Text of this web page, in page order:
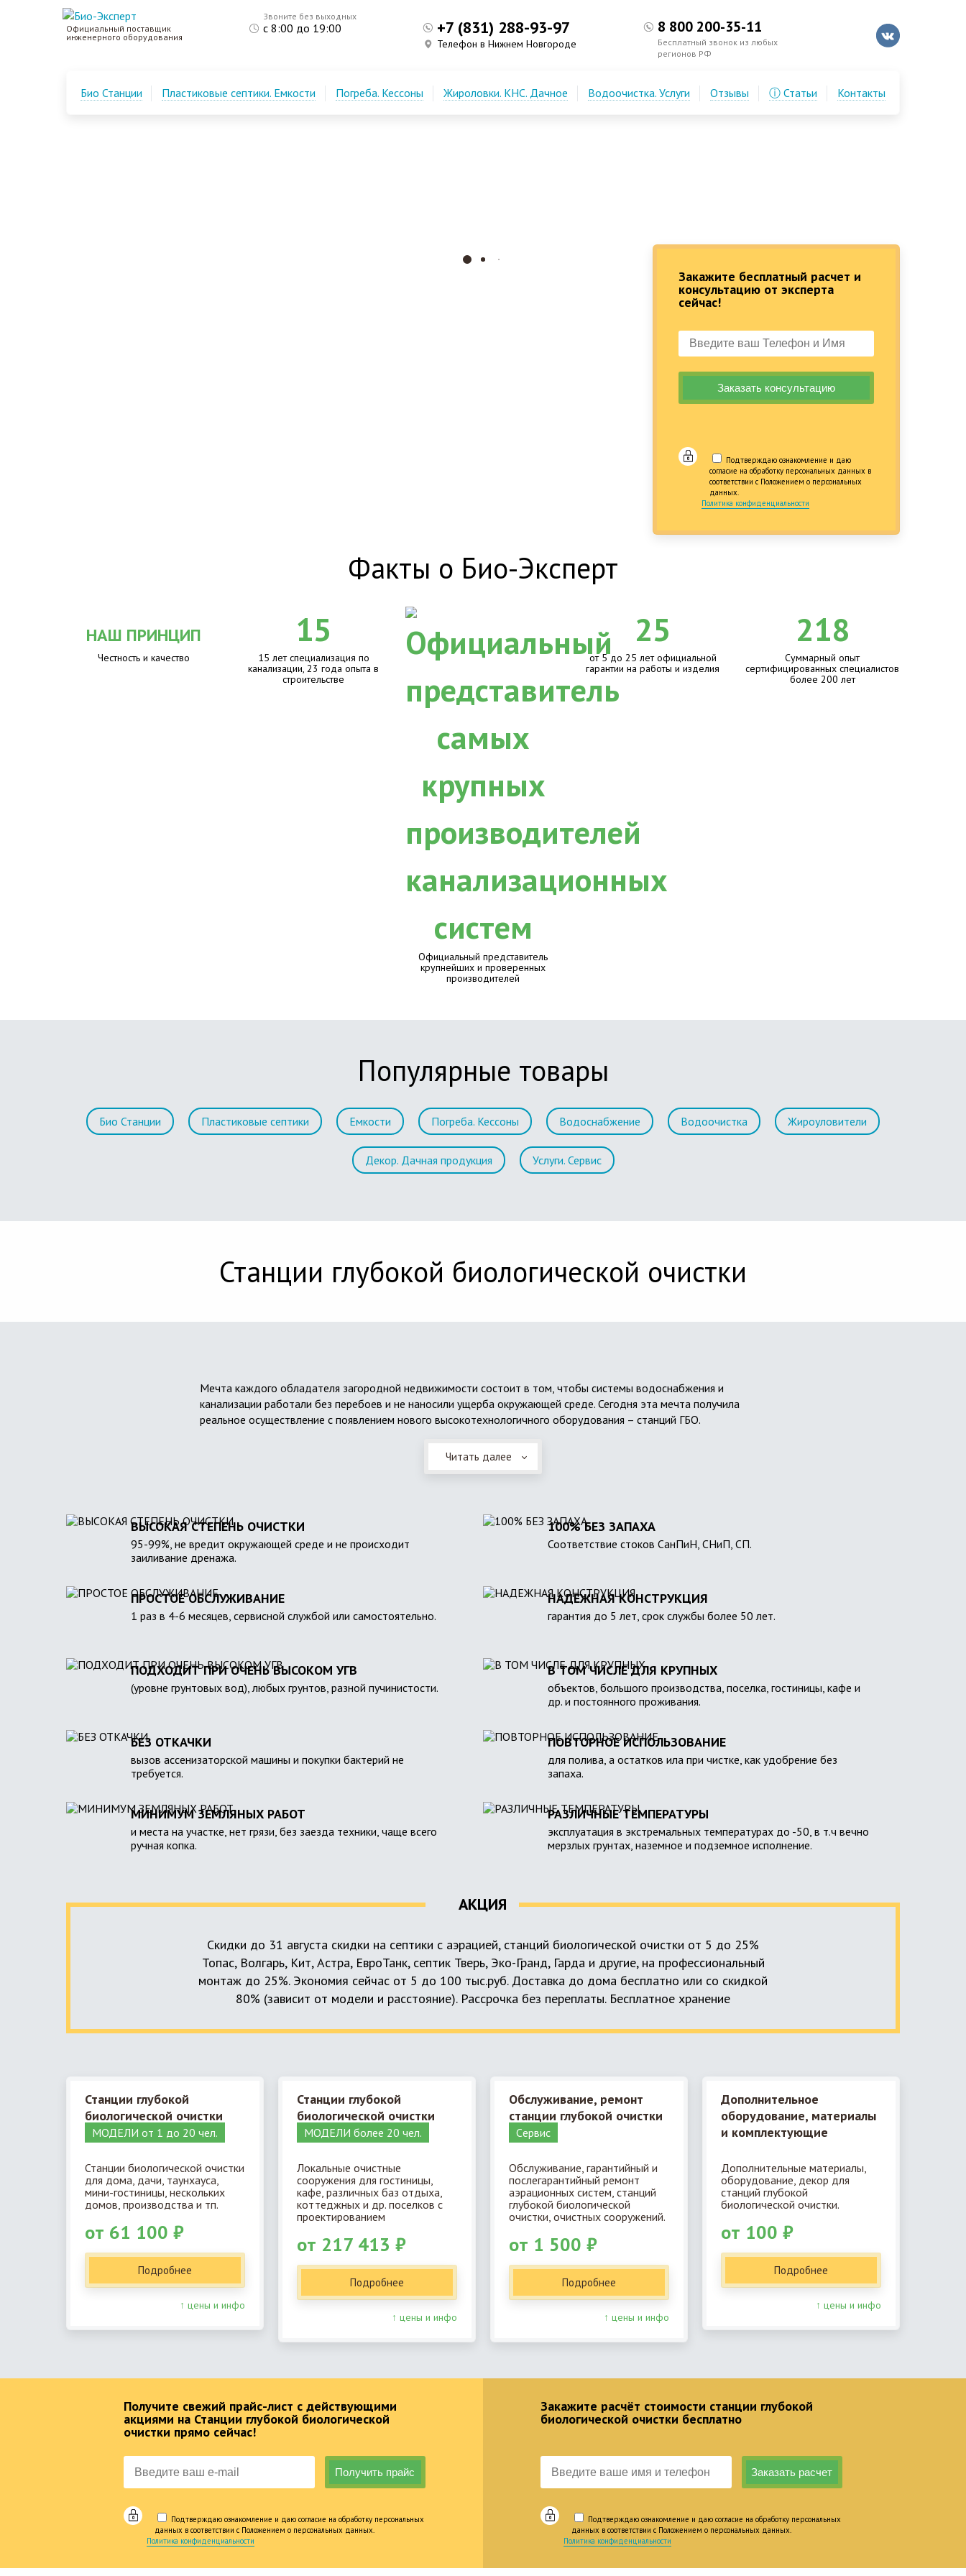
Закажите бесплатный расчет и
консультацию от эксперта
сейчас!
Подтверждаю ознакомление и даю
согласие на обработку персональных данных в
соответствии с Положением о персональных
данных.
Политика конфиденциальности
Официальный поставщик
инженерного оборудования
Звоните без выходных
с 8:00 до 19:00 +7 (831) 288-93-97
Телефон в Нижнем Новгороде
8 800 200-35-11
Бесплатный звонок из любых
регионов РФ
Био Станции Пластиковые септики. Емкости Погреба. Кессоны Жироловки. КНС. Дачное Водоочистка. Услуги Отзывы ⓘ Статьи Контакты
Факты о Био-Эксперт
НАШ ПРИНЦИП
Честность и качество
15
15 лет специализация по
канализации, 23 года опыта в
строительстве
Официальный представитель
крупнейших и проверенных
производителей
25
от 5 до 25 лет официальной
гарантии на работы и изделия
218
Суммарный опыт
сертифицированных специалистов
более 200 лет
Популярные товары
Био Станции Пластиковые септики Емкости Погреба. Кессоны Водоснабжение Водоочистка Жироуловители
Декор. Дачная продукция Услуги. Сервис
Станции глубокой биологической очистки
Мечта каждого обладателя загородной недвижимости состоит в том, чтобы системы водоснабжения и
канализации работали без перебоев и не наносили ущерба окружающей среде. Сегодня эта мечта получила
реальное осуществление с появлением нового высокотехнологичного оборудования – станций ГБО.
Читать далее
ВЫСОКАЯ СТЕПЕНЬ ОЧИСТКИ
95-99%, не вредит окружающей среде и не происходит
заиливание дренажа.
100% БЕЗ ЗАПАХА
Соответствие стоков СанПиН, СНиП, СП.
ПРОСТОЕ ОБСЛУЖИВАНИЕ
1 раз в 4-6 месяцев, сервисной службой или самостоятельно.
НАДЕЖНАЯ КОНСТРУКЦИЯ
гарантия до 5 лет, срок службы более 50 лет.
ПОДХОДИТ ПРИ ОЧЕНЬ ВЫСОКОМ УГВ
(уровне грунтовых вод), любых грунтов, разной пучинистости.
В ТОМ ЧИСЛЕ ДЛЯ КРУПНЫХ
объектов, большого производства, поселка, гостиницы, кафе и
др. и постоянного проживания.
БЕЗ ОТКАЧКИ
вызов ассенизаторской машины и покупки бактерий не
требуется.
ПОВТОРНОЕ ИСПОЛЬЗОВАНИЕ
для полива, а остатков ила при чистке, как удобрение без
запаха.
МИНИМУМ ЗЕМЛЯНЫХ РАБОТ
и места на участке, нет грязи, без заезда техники, чаще всего
ручная копка.
РАЗЛИЧНЫЕ ТЕМПЕРАТУРЫ
эксплуатация в экстремальных температурах до -50, в т.ч вечно
мерзлых грунтах, наземное и подземное исполнение.
АКЦИЯ
Скидки до 31 августа скидки на септики с аэрацией, станций биологической очистки от 5 до 25%
Топас, Волгарь, Кит, Астра, ЕвроТанк, септик Тверь, Эко-Гранд, Гарда и другие, на профессиональный
монтаж до 25%. Экономия сейчас от 5 до 100 тыс.руб. Доставка до дома бесплатно или со скидкой
80% (зависит от модели и расстояние). Рассрочка без переплаты. Бесплатное хранение
Станции глубокой
биологической очистки
МОДЕЛИ от 1 до 20 чел.
Станции биологической очистки
для дома, дачи, таунхауса,
мини-гостиницы, нескольких
домов, производства и тп.
от 61 100 ₽
Подробнее
↑ цены и инфо
Станции глубокой
биологической очистки
МОДЕЛИ более 20 чел.
Локальные очистные
сооружения для гостиницы,
кафе, различных баз отдыха,
коттеджных и др. поселков с
проектированием
от 217 413 ₽
Подробнее
↑ цены и инфо
Обслуживание, ремонт
станции глубокой очистки
Cервис
Обслуживание, гарантийный и
послегарантийный ремонт
аэрационных систем, станций
глубокой биологической
очистки, очистных сооружений.
от 1 500 ₽
Подробнее
↑ цены и инфо
Дополнительное
оборудование, материалы
и комплектующие
Дополнительные материалы,
оборудование, декор для
станций глубокой
биологической очистки.
от 100 ₽
Подробнее
↑ цены и инфо
Получите свежий прайс-лист с действующими
акциями на Станции глубокой биологической
очистки прямо сейчас!
Подтверждаю ознакомление и даю согласие на обработку персональных
данных в соответствии с Положением о персональных данных.
Политика конфиденциальности
Закажите расчёт стоимости станции глубокой
биологической очистки бесплатно
Подтверждаю ознакомление и даю согласие на обработку персональных
данных в соответствии с Положением о персональных данных.
Политика конфиденциальности